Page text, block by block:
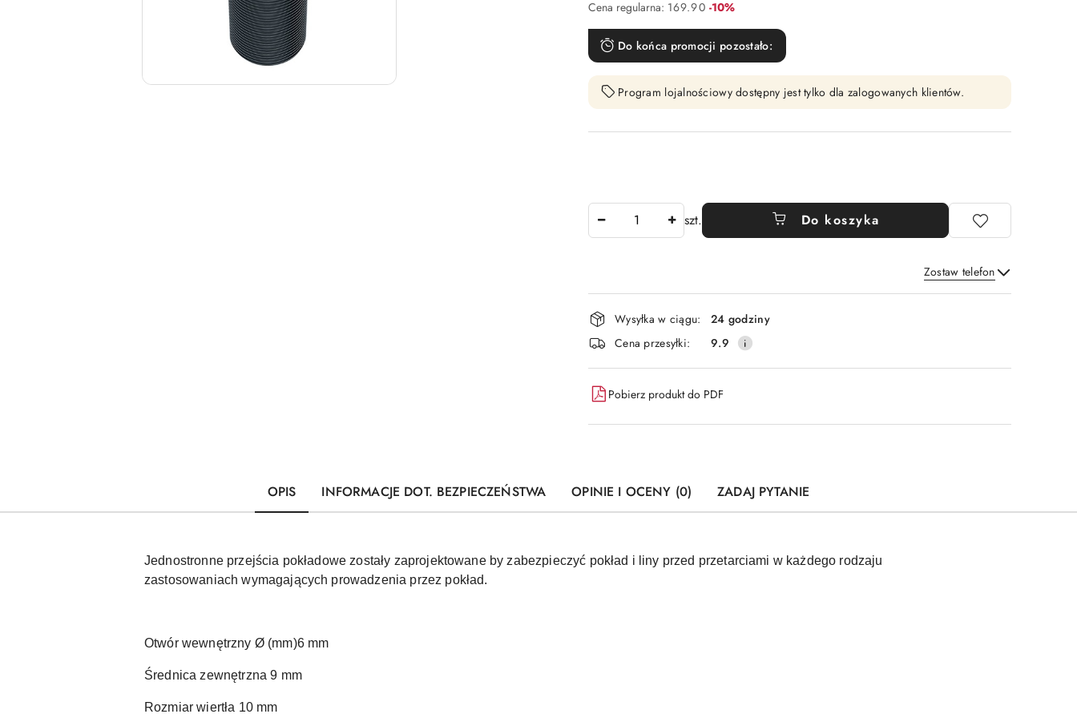
Cena regularna: 169.90 Rabat:
-10%
Do końca promocji pozostało:
Program lojalnościowy dostępny jest tylko dla zalogowanych klientów.
szt. Do koszyka
Zostaw telefon
Wyślij
Dostępność
i
dostawa
Wysyłka w ciągu:
24 godziny
Cena przesyłki:
9.9
Pobierz produkt do PDF
OPIS INFORMACJE DOT. BEZPIECZEŃSTWA OPINIE I OCENY (0) ZADAJ PYTANIE
Jednostronne przejścia pokładowe zostały zaprojektowane by zabezpieczyć pokład i liny przed przetarciami w każdego rodzaju
zastosowaniach wymagających prowadzenia przez pokład.
Otwór wewnętrzny Ø (mm)6 mm
Średnica zewnętrzna 9 mm
Rozmiar wiertła 10 mm